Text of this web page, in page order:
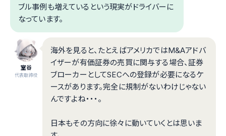
ブル事例も増えているという現実がドライバーに
なっています。
室谷
代表取締役
海外を見ると、たとえばアメリカではM&Aアドバ
イザーが有価証券の売買に関与する場合、証券
ブローカーとしてSECへの登録が必要になるケ
ースがあります。完全に規制がないわけじゃない
んですよね・・・。
日本もその方向に徐々に動いていくとは思いま